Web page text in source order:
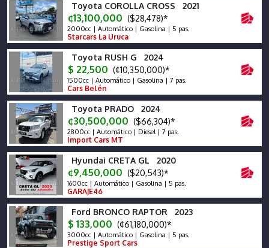
Toyota COROLLA CROSS 2021
¢13,100,000 ($28,478)*
2000cc | Automático | Gasolina | 5 pas.
Starcars La Uruca
Toyota RUSH G 2024
$ 22,500 (¢10,350,000)*
1500cc | Automático | Gasolina | 7 pas.
Cars Belén
Toyota PRADO 2024
¢30,500,000 ($66,304)*
2800cc | Automático | Diesel | 7 pas.
Import Cars MT
Hyundai CRETA GL 2020
¢9,450,000 ($20,543)*
1600cc | Automático | Gasolina | 5 pas.
GARAJE46
Ford BRONCO RAPTOR 2023
$ 133,000 (¢61,180,000)*
3000cc | Automático | Gasolina | 5 pas.
Prestige Sport Cars